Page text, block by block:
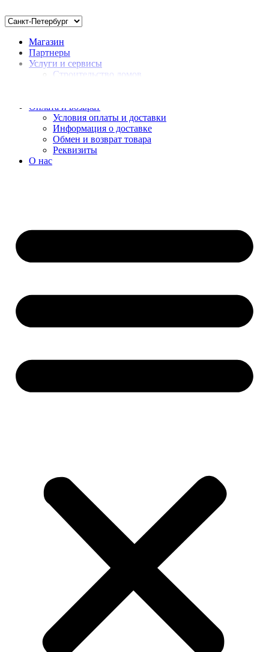
Магазин
Партнеры
Услуги и сервисы
Строительство домов
Оплата и возврат
Условия оплаты и доставки
Информация о доставке
Обмен и возврат товара
Реквизиты
О нас